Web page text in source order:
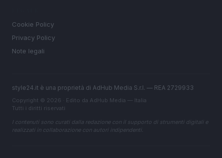
Cookie Policy
Privacy Policy
Note legali
style24.it è una proprietà di AdHub Media S.r.l. — REA 2729933
Copyright © 2026 · Edito da AdHub Media — Italia
Tutti i diritti riservati
I contenuti sono curati dalla redazione con il supporto di strumenti digitali e
realizzati in collaborazione con autori indipendenti.